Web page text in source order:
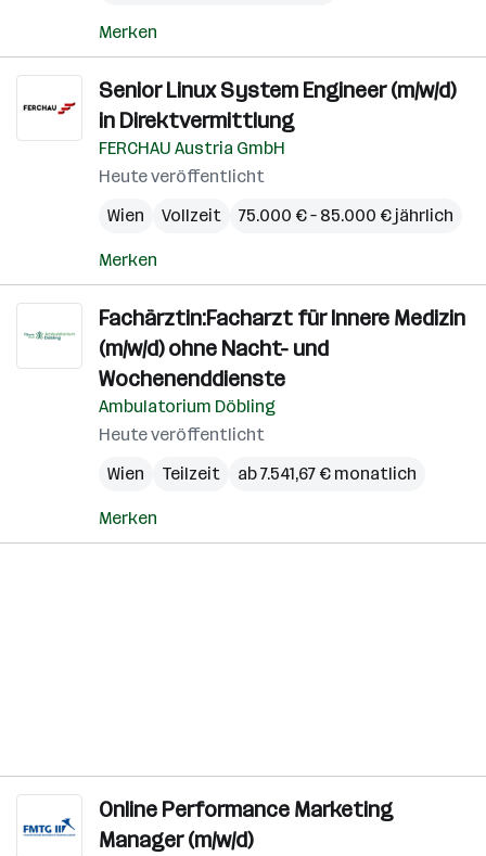
Merken
Senior Linux System Engineer (m/w/d)
in Direktvermittlung
FERCHAU Austria GmbH
Heute veröffentlicht
Wien
Vollzeit 75.000 € – 85.000 € jährlich
Merken
Fachärztin:Facharzt für Innere Medizin
(m/w/d) ohne Nacht- und
Wochenenddienste
Ambulatorium Döbling
Heute veröffentlicht
Wien
Teilzeit ab 7.541,67 € monatlich
Merken
Online Performance Marketing
Manager (m/w/d)